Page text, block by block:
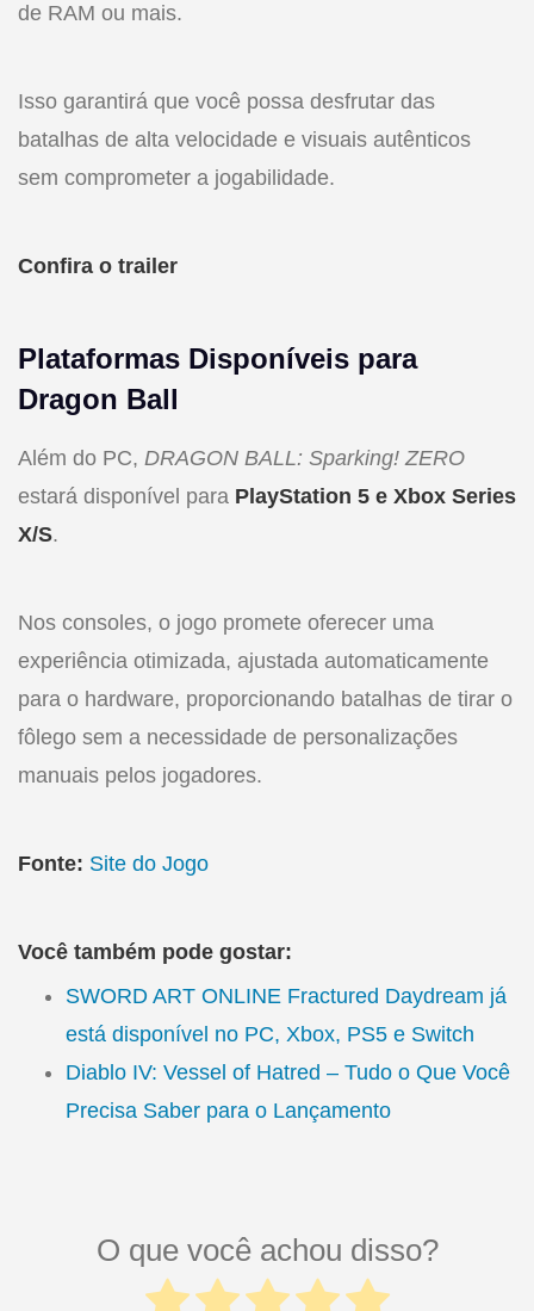
de RAM ou mais.
Isso garantirá que você possa desfrutar das
batalhas de alta velocidade e visuais autênticos
sem comprometer a jogabilidade.
Confira o trailer
Plataformas Disponíveis para
Dragon Ball
Além do PC, DRAGON BALL: Sparking! ZERO
estará disponível para PlayStation 5 e Xbox Series
X/S.
Nos consoles, o jogo promete oferecer uma
experiência otimizada, ajustada automaticamente
para o hardware, proporcionando batalhas de tirar o
fôlego sem a necessidade de personalizações
manuais pelos jogadores.
Fonte: Site do Jogo
Você também pode gostar:
SWORD ART ONLINE Fractured Daydream já
está disponível no PC, Xbox, PS5 e Switch
Diablo IV: Vessel of Hatred – Tudo o Que Você
Precisa Saber para o Lançamento
O que você achou disso?